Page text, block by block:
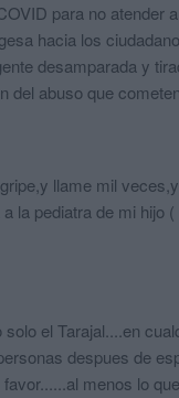
para no atender
hacia los
desamparada y
del abuso que
llame mil
la pediatra de mi hijo
el Tarajal....en
despues de
menos lo